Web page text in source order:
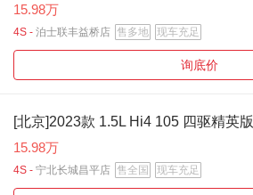
15.98万
4S - 泊士联丰益桥店 售多地 现车充足
询底价
[北京]2023款 1.5L Hi4 105 四驱精英版
15.98万
4S - 宁北长城昌平店 售全国 现车充足